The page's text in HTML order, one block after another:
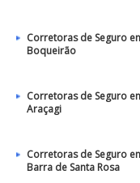
Corretoras de Seguro
Boqueirão
Corretoras de Seguro
Araçagi
Corretoras de Seguro
Barra de Santa Rosa